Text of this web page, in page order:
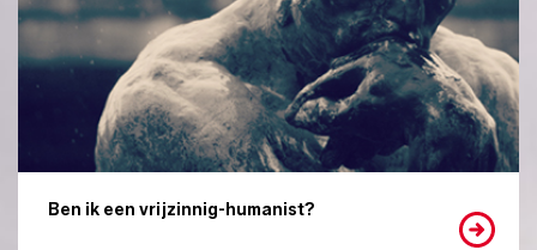
Ben ik een vrijzinnig-humanist?